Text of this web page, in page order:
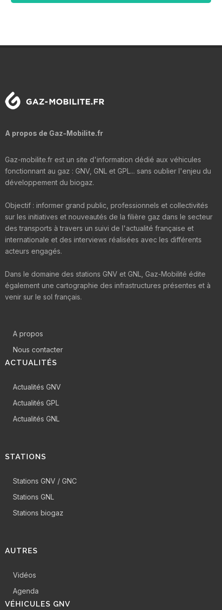
A propos de Gaz-Mobilite.fr
Gaz-mobilite.fr est un site d'information dédié aux véhicules
fonctionnant au gaz : GNV, GNL et GPL... sans oublier l'enjeu du
développement du biogaz.
Objectif : informer grand public, professionnels et collectivités
sur les initiatives et nouveautés de la filière gaz dans le secteur
des transports à travers un suivi de l'actualité française et
internationale et des interviews réalisées avec les différents
acteurs engagés.
Dans le domaine des stations GNV et GNL, Gaz-Mobilité édite
également une cartographie des infrastructures présentes et à
venir sur le sol français.
A propos
Nous contacter
ACTUALITÉS
Actualités GNV
Actualités GPL
Actualités GNL
STATIONS
Stations GNV / GNC
Stations GNL
Stations biogaz
AUTRES
Vidéos
Agenda
VÉHICULES GNV